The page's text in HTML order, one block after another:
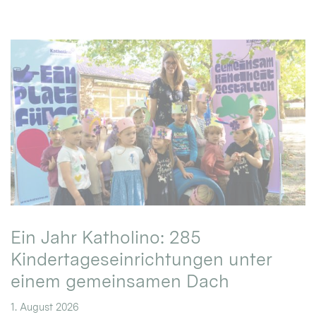
Ein Jahr Katholino: 285
Kindertageseinrichtungen unter
einem gemeinsamen Dach
1. August 2026